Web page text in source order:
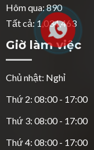
Hôm qua: 890
Tất cả: 1,034,463
Giờ làm việc
Chủ nhật: Nghỉ
Thứ 2: 08:00 - 17:00
Thứ 3: 08:00 - 17:00
Thứ 4: 08:00 - 17:00